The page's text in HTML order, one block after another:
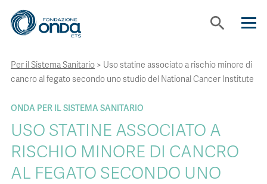
search
CHI SIAMO
CON CHI LAVORIAMO
STRUMENTI
Per il Sistema Sanitario > Uso statine associato a rischio minore di
cancro al fegato secondo uno studio del National Cancer Institute
ONDA PER IL SISTEMA SANITARIO
USO STATINE ASSOCIATO A
RISCHIO MINORE DI CANCRO
AL FEGATO SECONDO UNO